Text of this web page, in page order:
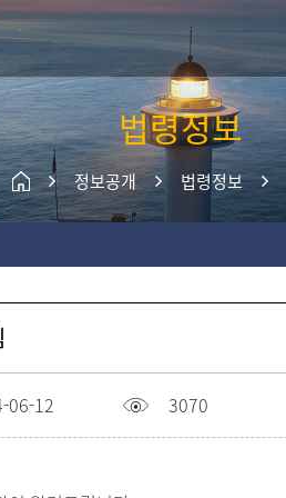
본문 바로가기
주메뉴 바로가기
법령정보
정보공개 법령정보
06-12 3070